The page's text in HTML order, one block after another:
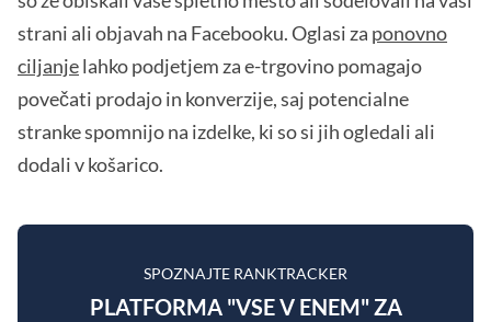
strani ali objavah na Facebooku. Oglasi za ponovno
ciljanjelahko podjetjem za e-trgovino pomagajo
povečati prodajo in konverzije, saj potencialne
stranke spomnijo na izdelke, ki so si jih ogledali ali
dodali v košarico.
SPOZNAJTE RANKTRACKER
PLATFORMA "VSE V ENEM" ZA